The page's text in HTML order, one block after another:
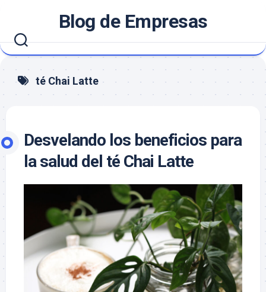
contenido
Blog de Empresas
té Chai Latte
Desvelando los beneficios para
la salud del té Chai Latte